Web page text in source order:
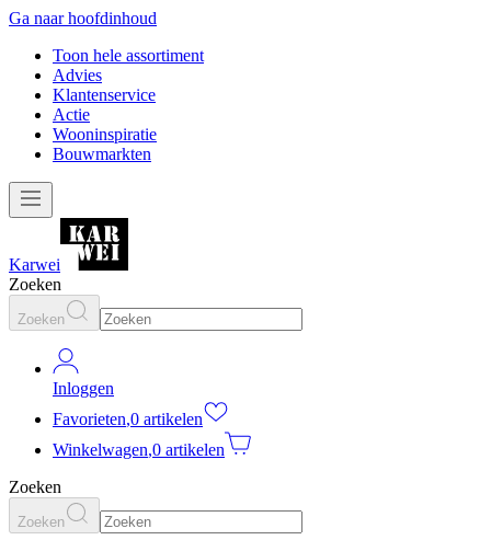
Ga naar hoofdinhoud
Toon hele assortiment
Advies
Klantenservice
Actie
Wooninspiratie
Bouwmarkten
Karwei
Zoeken
Zoeken
Inloggen
Favorieten,0 artikelen
Winkelwagen,0 artikelen
Zoeken
Zoeken